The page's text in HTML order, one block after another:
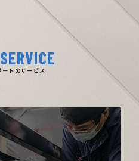
ートのサービス